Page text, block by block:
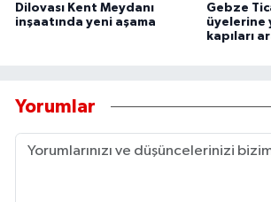
Dilovası Kent Meydanı
inşaatında yeni aşama
Gebze
üyelerine
kapıları
Yorumlar